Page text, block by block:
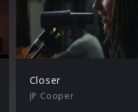
Closer
JP Cooper